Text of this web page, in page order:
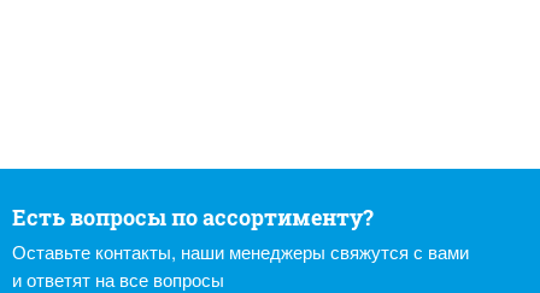
Есть вопросы по ассортименту?
Оставьте контакты, наши менеджеры свяжутся с вами
и ответят на все вопросы